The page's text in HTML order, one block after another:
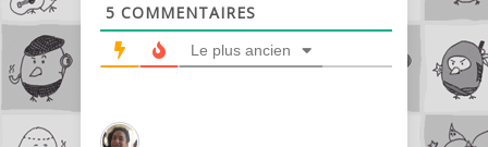
5 COMMENTAIRES
Le plus ancien